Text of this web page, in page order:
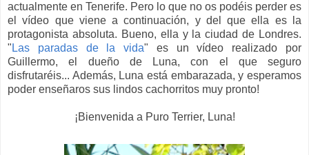
actualmente en Tenerife. Pero lo que no os podéis perder es
el vídeo que viene a continuación, y del que ella es la
protagonista absoluta. Bueno, ella y la ciudad de Londres.
" Las paradas de la vida" es un vídeo realizado por
Guillermo, el dueño de Luna, con el que seguro
disfrutaréis... Además, Luna está embarazada, y esperamos
poder enseñaros sus lindos cachorritos muy pronto!
¡Bienvenida a Puro Terrier, Luna!